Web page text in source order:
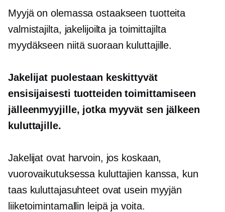
Myyjä on olemassa ostaakseen tuotteita
valmistajilta, jakelijoilta ja toimittajilta
myydäkseen niitä suoraan kuluttajille.
Jakelijat puolestaan ​​keskittyvät
ensisijaisesti tuotteiden toimittamiseen
jälleenmyyjille, jotka myyvät sen jälkeen
kuluttajille.
Jakelijat ovat harvoin, jos koskaan,
vuorovaikutuksessa kuluttajien kanssa, kun
taas kuluttajasuhteet ovat usein myyjän
liiketoimintamallin leipä ja voita.